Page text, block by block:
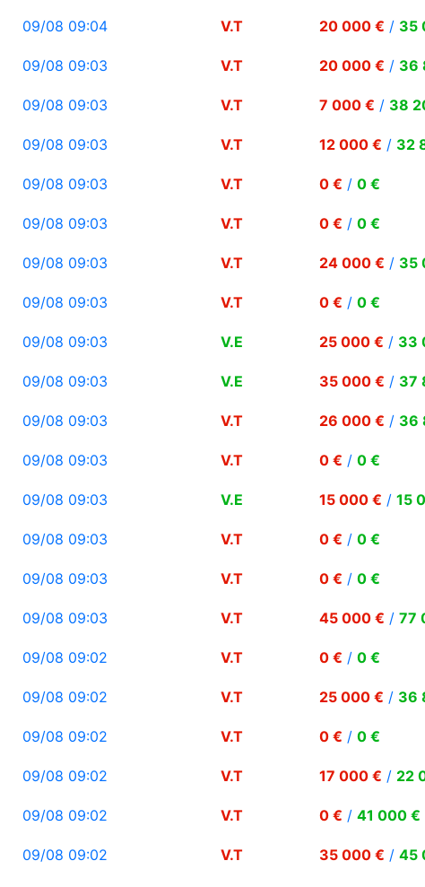
09/08 09:04 V.T 20 000 € / 35
09/08 09:03 V.T 20 000 € / 36
09/08 09:03 V.T 7 000 € / 38
09/08 09:03 V.T 12 000 € / 32
09/08 09:03 V.T 0 € / 0 €
09/08 09:03 V.T 0 € / 0 €
09/08 09:03 V.T 24 000 € / 35
09/08 09:03 V.T 0 € / 0 €
09/08 09:03 V.E 25 000 € / 33
09/08 09:03 V.E 35 000 € / 37
09/08 09:03 V.T 26 000 € / 36
09/08 09:03 V.T 0 € / 0 €
09/08 09:03 V.E 15 000 € / 15
09/08 09:03 V.T 0 € / 0 €
09/08 09:03 V.T 0 € / 0 €
09/08 09:03 V.T 45 000 € / 77
09/08 09:02 V.T 0 € / 0 €
09/08 09:02 V.T 25 000 € / 36
09/08 09:02 V.T 0 € / 0 €
09/08 09:02 V.T 17 000 € / 22
09/08 09:02 V.T 0 € / 41 000 €
09/08 09:02 V.T 35 000 € / 45